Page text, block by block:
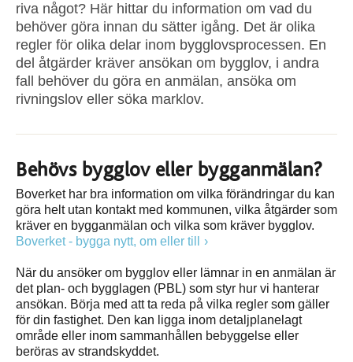
riva något? Här hittar du information om vad du
behöver göra innan du sätter igång. Det är olika
regler för olika delar inom bygglovsprocessen. En
del åtgärder kräver ansökan om bygglov, i andra
fall behöver du göra en anmälan, ansöka om
rivningslov eller söka marklov.
Behövs bygglov eller bygganmälan?
Boverket har bra information om vilka förändringar du kan
göra helt utan kontakt med kommunen, vilka åtgärder som
kräver en bygganmälan och vilka som kräver bygglov.
Boverket - bygga nytt, om eller till
När du ansöker om bygglov eller lämnar in en anmälan är
det plan- och bygglagen (PBL) som styr hur vi hanterar
ansökan. Börja med att ta reda på vilka regler som gäller
för din fastighet. Den kan ligga inom detaljplanelagt
område eller inom sammanhållen bebyggelse eller
beröras av strandskyddet.